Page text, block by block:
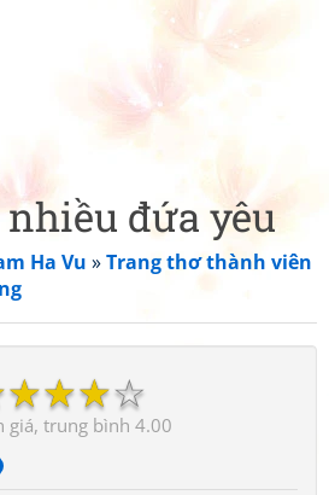
đứa yêu
Ha Vu »Trang thơ thành viên
☆
☆
☆
☆
4.00